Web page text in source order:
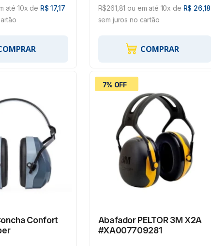
até 10x de R$ 17,17
R$261,81 ou em até 10x de R$ 26,18
sem juros no cartão
COMPRAR
Confort
7% OFF
Abafador PELTOR 3M X2A
#XA007709281